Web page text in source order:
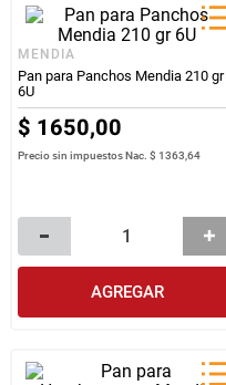
MENDIA
Pan para Panchos Mendia 210 gr
6U
$ 1650,00
Precio sin impuestos Nac.$ 1363,64
AGREGAR